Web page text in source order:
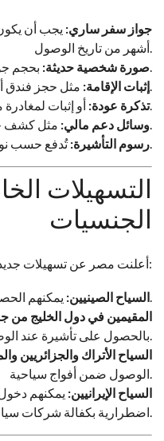
جواز سفر ساري:
صورة شخصية حديثة:
إثبات الإقامة:
تذكرة عودة:أو إثبات لمغادرة مصر بعد الزيارة.
وسائل دعم مالي:
رسوم التأشيرة:
التسهيلات
الجنسيات
أعلنت مصر عن تسهيلات جديدة لبعض الجنسيات، تشمل:
السياح الصينيين:
المقيمين في دول الخليج من
السياح الأتراك والجزائريين
السياح الإيرانيين: يمكنهم